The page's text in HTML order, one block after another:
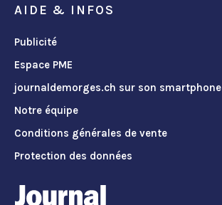
AIDE & INFOS
Publicité
Espace PME
journaldemorges.ch sur son smartphone
Notre équipe
Conditions générales de vente
Protection des données